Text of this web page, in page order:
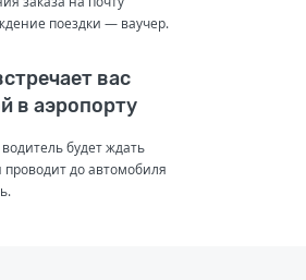
поездки — ваучер.
вас
в аэропорту
будет ждать
проводит до автомобиля